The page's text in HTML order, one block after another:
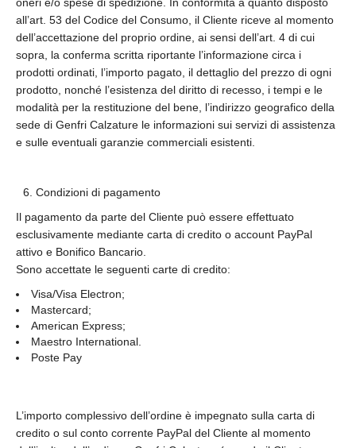
all’art. 53 del Codice del Consumo, il Cliente riceve al momento
dell’accettazione del proprio ordine, ai sensi dell’art. 4 di cui
sopra, la conferma scritta riportante l’informazione circa i
prodotti ordinati, l’importo pagato, il dettaglio del prezzo di ogni
prodotto, nonché l’esistenza del diritto di recesso, i tempi e le
modalità per la restituzione del bene, l’indirizzo geografico della
sede di Genfri Calzature le informazioni sui servizi di assistenza
e sulle eventuali garanzie commerciali esistenti.
Condizioni di pagamento
Il pagamento da parte del Cliente può essere effettuato
esclusivamente mediante carta di credito o account PayPal
attivo e Bonifico Bancario.
Sono accettate le seguenti carte di credito:
Visa/Visa Electron;
Mastercard;
American Express;
Maestro International.
Poste Pay
L’importo complessivo dell’ordine è impegnato sulla carta di
credito o sul conto corrente PayPal del Cliente al momento